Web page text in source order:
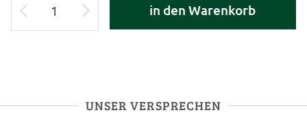
in den Warenkorb
UNSER VERSPRECHEN